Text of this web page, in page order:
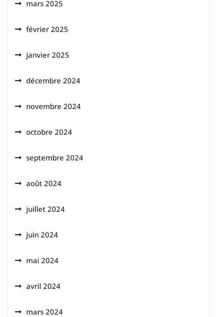
mars 2025
février 2025
janvier 2025
décembre 2024
novembre 2024
octobre 2024
septembre 2024
août 2024
juillet 2024
juin 2024
mai 2024
avril 2024
mars 2024